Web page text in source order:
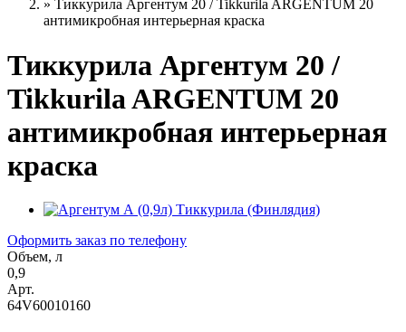
» Тиккурила Аргентум 20 / Tikkurila ARGENTUM 20
антимикробная интерьерная краска
Тиккурила Аргентум 20 /
Tikkurila ARGENTUM 20
антимикробная интерьерная
краска
Оформить заказ по телефону
Объем, л
0,9
Арт.
64V60010160